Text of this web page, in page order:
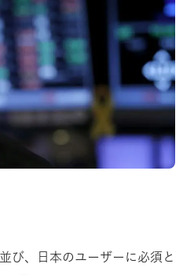
び、日本のユーザーに必須と